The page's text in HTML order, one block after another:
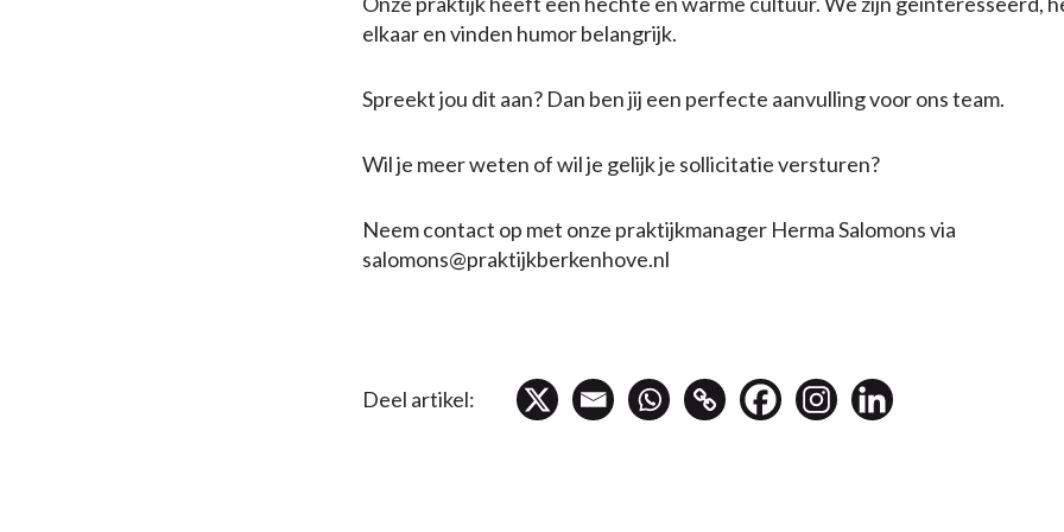
elkaar en vinden humor belangrijk.
Spreekt jou dit aan? Dan ben jij een perfecte aanvulling voor ons team.
Wil je meer weten of wil je gelijk je sollicitatie versturen?
Neem contact op met onze praktijkmanager Herma Salomons via
salomons@praktijkberkenhove.nl
Deel artikel: